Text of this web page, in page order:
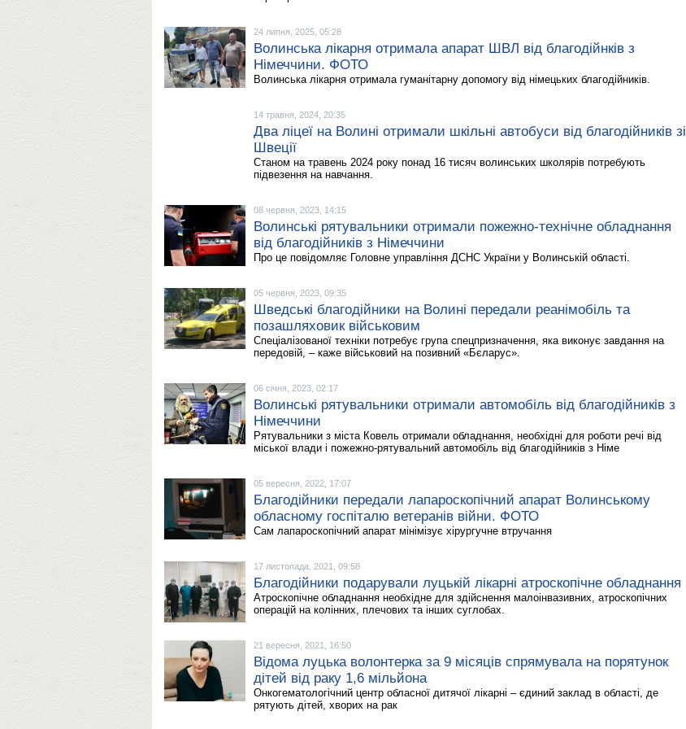
24 липня, 2025, 05:28
Волинська лікарня отримала апарат ШВЛ від благодійнків з
Німеччини. ФОТО
Волинська лікарня отримала гуманітарну допомогу від німецьких благодійників.
14 травня, 2024, 20:35
Два ліцеї на Волині отримали шкільні автобуси від благодійників зі
Швеції
Станом на травень 2024 року понад 16 тисяч волинських школярів потребують
підвезення на навчання.
08 червня, 2023, 14:15
Волинські рятувальники отримали пожежно-технічне обладнання
від благодійників з Німеччини
Про це повідомляє Головне управління ДСНС України у Волинській області.
05 червня, 2023, 09:35
Шведські благодійники на Волині передали реанімобіль та
позашляховик військовим
Спеціалізованої техніки потребує група спецпризначення, яка виконує завдання на
передовій, – каже військовий на позивний «Бєларус».
06 січня, 2023, 02:17
Волинські рятувальники отримали автомобіль від благодійників з
Німеччини
Рятувальники з міста Ковель отримали обладнання, необхідні для роботи речі від
міської влади і пожежно-рятувальний автомобіль від благодійників з Німе
05 вересня, 2022, 17:07
Благодійники передали лапароскопічний апарат Волинському
обласному госпіталю ветеранів війни. ФОТО
Сам лапароскопічний апарат мінімізує хірургучне втручання
17 листопада, 2021, 09:58
Благодійники подарували луцькій лікарні атроскопічне обладнання
Атроскопічне обладнання необхідне для здійснення малоінвазивних, атроскопічних
операцій на колінних, плечових та інших суглобах.
21 вересня, 2021, 16:50
Відома луцька волонтерка за 9 місяців спрямувала на порятунок
дітей від раку 1,6 мільйона
Онкогематологічний центр обласної дитячої лікарні – єдиний заклад в області, де
рятують дітей, хворих на рак